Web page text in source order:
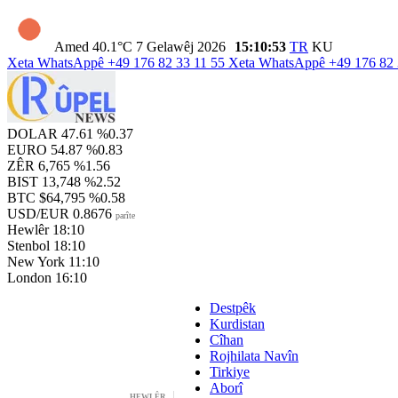
Amed 40.1°C 7 Gelawêj 2026 15:10:55 TR KU
Xeta WhatsAppê +49 176 82 33 11 55 Xeta WhatsAppê +49 176 82
DOLAR 47.61 %0.37
EURO 54.87 %0.83
ZÊR 6,765 %1.56
BIST 13,748 %2.52
BTC $64,795 %0.58
USD/EUR 0.8676 parîte
Hewlêr 18:10
Stenbol 18:10
New York 11:10
London 16:10
Destpêk
Kurdistan
Cîhan
Rojhilata Navîn
Tirkiye
Aborî